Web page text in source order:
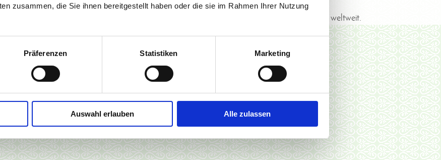
zusammen, die Sie ihnen bereitgestellt haben oder die sie im Rahmen Ihrer Nutzung
Präferenzen Statistiken Marketing
Auswahl erlauben Alle zulassen
entwickelte sich durch Rael's unermüdlichem Bestreben zu einem der führenden Lehrinstitute weltweit.